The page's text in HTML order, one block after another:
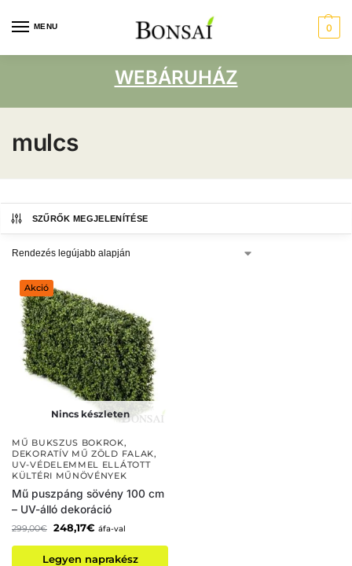
MENU 0
WEBÁRUHÁZ
mulcs
SZŰRŐK MEGJELENÍTÉSE
Akció
Nincs készleten
MŰ BUKSZUS BOKROK,
DEKORATÍV MŰ ZÖLD FALAK,
UV-VÉDELEMMEL ELLÁTOTT
KÜLTÉRI MŰNÖVÉNYEK
Mű puszpáng sövény 100 cm
– UV-álló dekoráció
299,00€ 248,17€ áfa-val
Legyen naprakész